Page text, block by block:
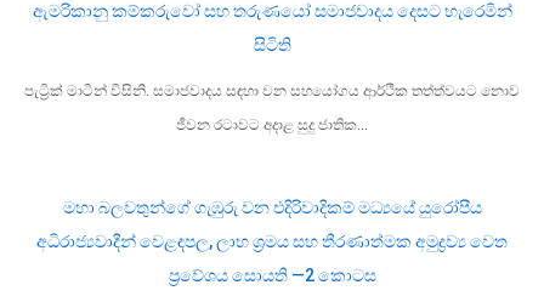
ඇමරිකානු කම්කරුවෝ සහ තරුණයෝ සමාජවාදය දෙසට හැරෙමින්
සිටිති
පැට්‍රික් මාටින් විසිනි. සමාජවාදය සඳහා වන සහයෝගය ආර්ථික තත්ත්වයට නොව
ජීවන රටාවට අදාළ සුදු ජාතික…
මහා බලවතුන්ගේ ගැඹුරු වන එදිරිවාදිකම් මධ්‍යයේ යුරෝපීය
අධිරාජ්‍යවාදීන් වෙළඳපල, ලාභ ශ්‍රමය සහ තීරණාත්මක අමුද්‍රව්‍ය වෙත
ප්‍රවේශය සොයති —2 කොටස